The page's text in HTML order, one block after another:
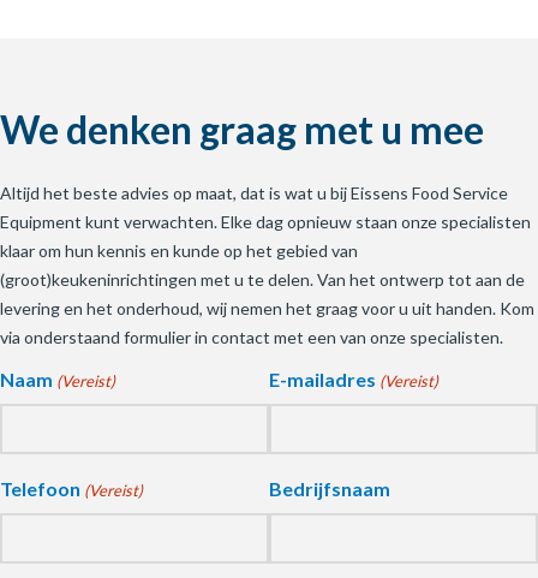
We denken graag met u mee
Altijd het beste advies op maat, dat is wat u bij Eissens Food Service
Equipment kunt verwachten. Elke dag opnieuw staan onze specialisten
klaar om hun kennis en kunde op het gebied van
(groot)keukeninrichtingen met u te delen. Van het ontwerp tot aan de
levering en het onderhoud, wij nemen het graag voor u uit handen. Kom
via onderstaand formulier in contact met een van onze specialisten.
Naam (Vereist) E-mailadres (Vereist)
Telefoon (Vereist) Bedrijfsnaam